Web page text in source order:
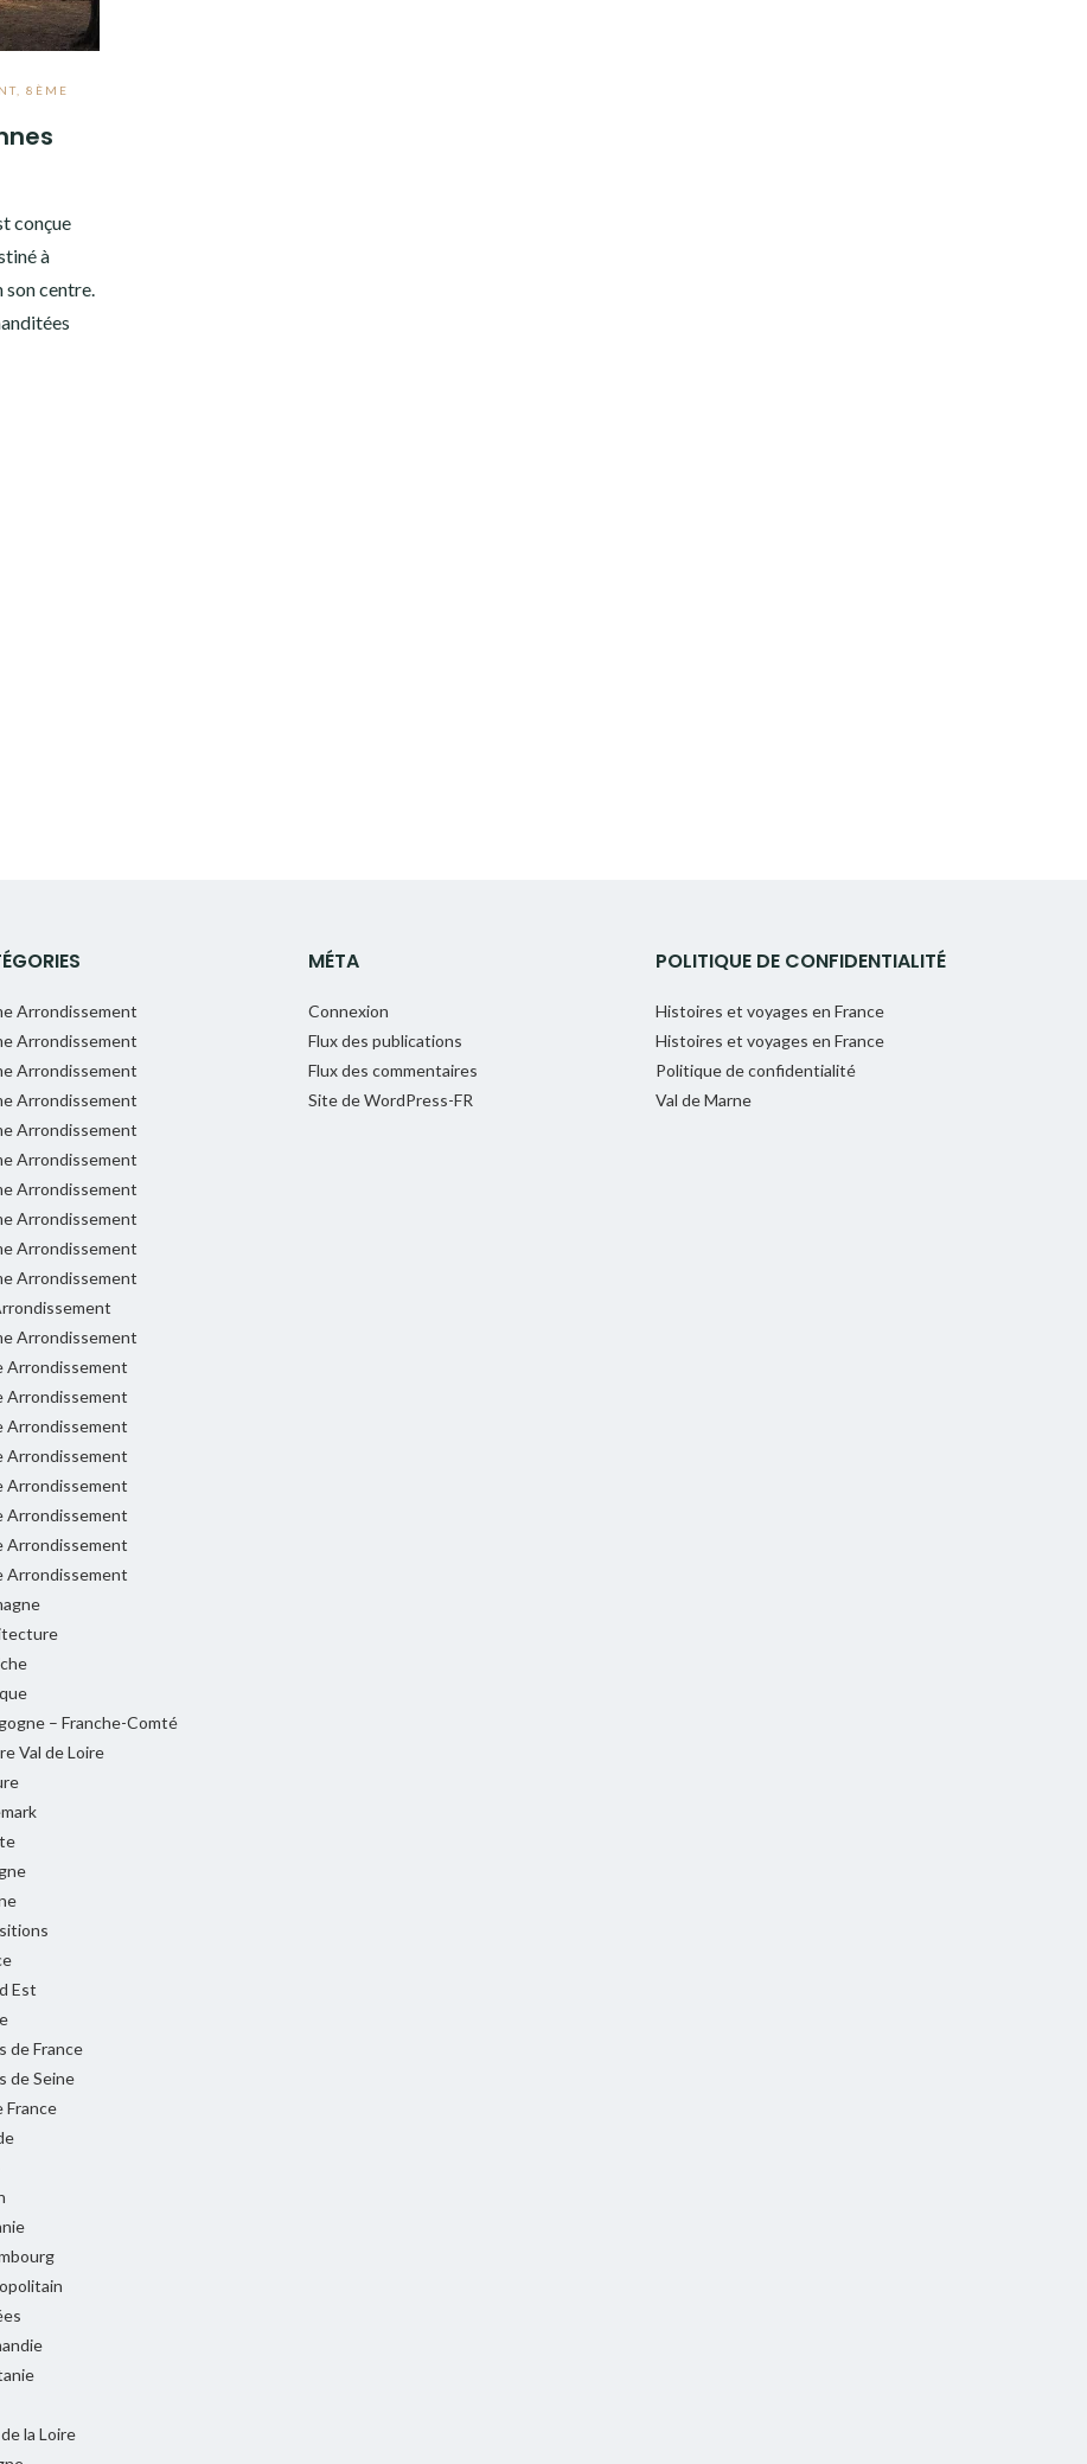
, 8ÈME
conçue
à
centre.
Arrondissement
Arrondissement
Arrondissement
Arrondissement
Arrondissement
Arrondissement
Arrondissement
Arrondissement
Arrondissement
Arrondissement
Arrondissement
Arrondissement
Arrondissement
Arrondissement
Arrondissement
Arrondissement
Arrondissement
Arrondissement
Arrondissement
– Franche-Comté
Val de Loire
Est
de France
de Seine
France
la Loire
MÉTA
Connexion
Flux des publications
Flux des commentaires
Site de WordPress-FR
POLITIQUE DE CONFIDENTIALITÉ
Histoires et voyages en France
Histoires et voyages en France
Politique de confidentialité
Val de Marne